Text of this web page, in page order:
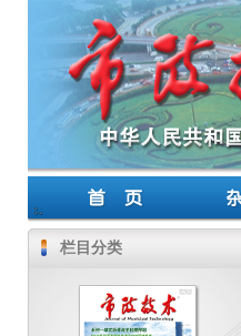
栏目分类